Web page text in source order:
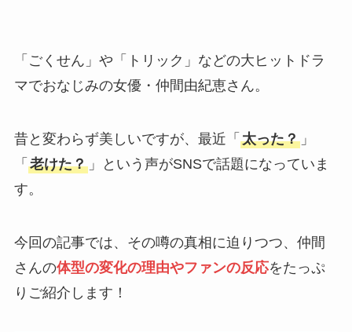
「ごくせん」や「トリック」などの大ヒットドラ
マでおなじみの女優・仲間由紀恵さん。
昔と変わらず美しいですが、最近「 太った？」
「 老けた？」という声がSNSで話題になっていま
す。
今回の記事では、その噂の真相に迫りつつ、仲間
さんの体型の変化の理由やファンの反応をたっぷ
りご紹介します！